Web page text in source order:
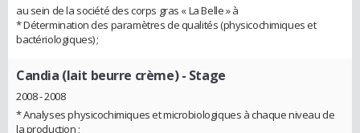
au sein de la société des corps gras « La Belle » à
* Détermination des paramètres de qualités (physicochimiques et
bactériologiques) ;
Candia (lait beurre crème)- Stage
2008 - 2008
* Analyses physicochimiques et microbiologiques à chaque niveau de
la production ;